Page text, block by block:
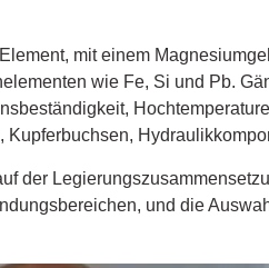
mit einem
wie Fe, Si und Pb.
der
und die